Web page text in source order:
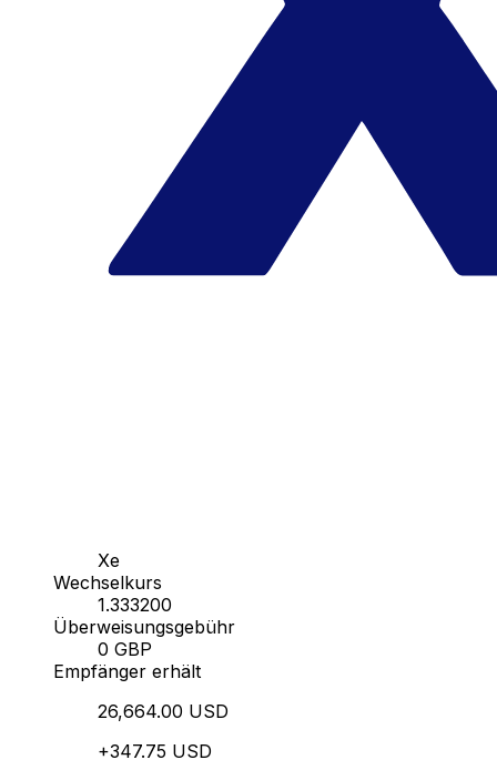
Xe
Wechselkurs
1.333200
Überweisungsgebühr
0 GBP
Empfänger erhält
26,664.00 USD
+347.75 USD